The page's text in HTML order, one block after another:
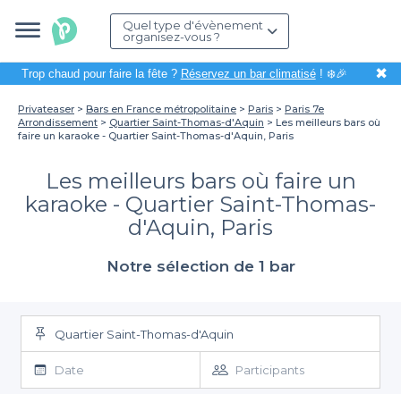
Quel type d'évènement
organisez-vous ?
Trop chaud pour faire la fête ? Réservez un bar climatisé! ❄️🎉 ✖
Privateaser Bars en France métropolitaine Paris
Paris 7e
Arrondissement
Quartier Saint-Thomas-d'Aquin
Les meilleurs bars où
faire un karaoke - Quartier Saint-Thomas-d'Aquin, Paris
Les meilleurs bars où faire un
karaoke - Quartier Saint-Thomas-
d'Aquin, Paris
Notre sélection de 1 bar
Quartier Saint-Thomas-d'Aquin
Date Participants